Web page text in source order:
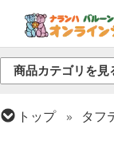
商品カテゴリを見
トップ タフ